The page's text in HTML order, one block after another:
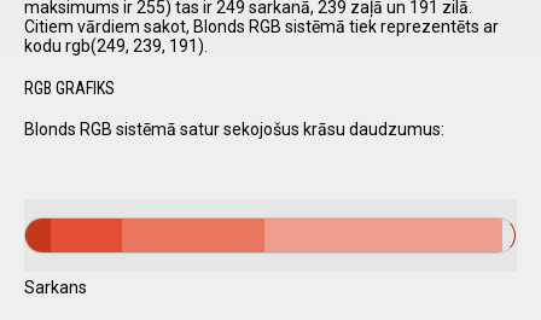
maksimums ir 255) tas ir 249 sarkanā, 239 zaļā un 191 zilā.
Citiem vārdiem sakot, Blonds RGB sistēmā tiek reprezentēts ar
kodu rgb(249, 239, 191).
RGB GRAFIKS
Blonds RGB sistēmā satur sekojošus krāsu daudzumus:
Sarkans